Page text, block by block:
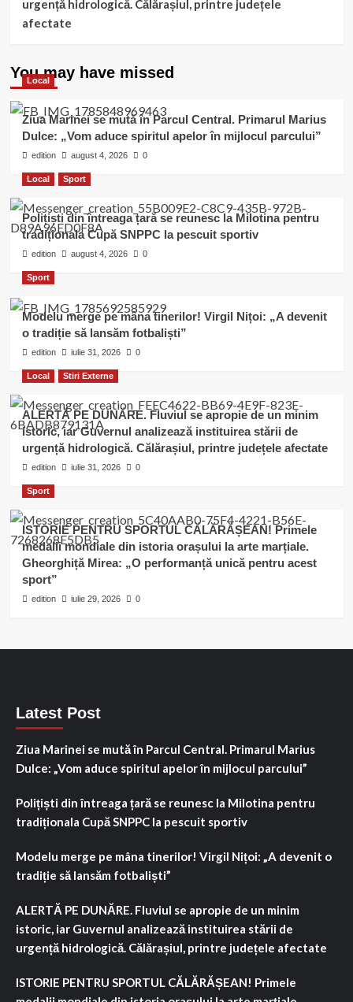
urgență hidrologică. Călărașiul, printre județele
afectate
You may have missed
Local
Ziua Marinei se mută în Parcul Central. Primarul Marius
Dulce: „Vom aduce spiritul apelor în mijlocul parcului”
edition august 4, 2026 0
Local Sport
Polițiști din întreaga țară se reunesc la Milotina pentru
tradiționala Cupă SNPPC la pescuit sportiv
edition august 4, 2026 0
Sport
Modelu merge pe mâna tinerilor! Virgil Nițoi: „A devenit
o tradiție să lansăm fotbaliști”
edition iulie 31, 2026 0
Local Stiri Externe
ALERTĂ PE DUNĂRE. Fluviul se apropie de un minim
istoric, iar Guvernul analizează instituirea stării de
urgență hidrologică. Călărașiul, printre județele afectate
edition iulie 31, 2026 0
Sport
ISTORIE PENTRU SPORTUL CĂLĂRĂȘEAN! Primele
medalii mondiale din istoria orașului la arte marțiale.
Gheorghiță Mirea: „O performanță unică pentru acest
sport”
edition iulie 29, 2026 0
Latest Post
Ziua Marinei se mută în Parcul Central. Primarul Marius
Dulce: „Vom aduce spiritul apelor în mijlocul parcului”
Polițiști din întreaga țară se reunesc la Milotina pentru
tradiționala Cupă SNPPC la pescuit sportiv
Modelu merge pe mâna tinerilor! Virgil Nițoi: „A devenit o
tradiție să lansăm fotbaliști”
ALERTĂ PE DUNĂRE. Fluviul se apropie de un minim
istoric, iar Guvernul analizează instituirea stării de
urgență hidrologică. Călărașiul, printre județele afectate
ISTORIE PENTRU SPORTUL CĂLĂRĂȘEAN! Primele